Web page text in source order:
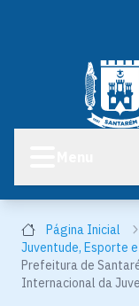
Página Inicial
Juventude, Esporte
Prefeitura de
Internacional da